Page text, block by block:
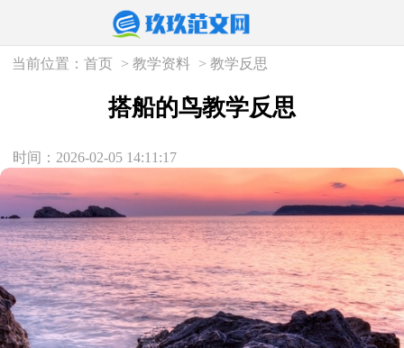
当前位置：首页 >教学资料 >教学反思
搭船的鸟教学反思
时间：2026-02-05 14:11:17